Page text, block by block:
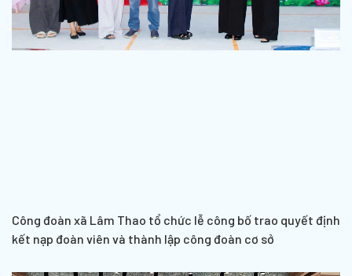
Công đoàn xã Lâm Thao tổ chức lễ công bố trao quyết định
kết nạp đoàn viên và thành lập công đoàn cơ sở